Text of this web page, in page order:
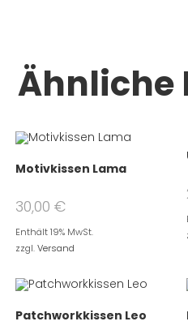
Ähnliche
Motivkissen Lama
30,00 €
Enthält 19% MwSt.
zzgl.Versand
Patchworkkissen Leo